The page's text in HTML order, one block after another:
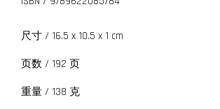
尺寸 / 16.5 x 10.5 x 1 cm
页数 / 192 页
重量 / 138 克